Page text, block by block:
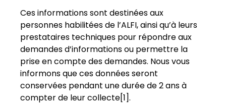
Ces informations sont destinées aux
personnes habilitées de l’ALFI, ainsi qu’à leurs
prestataires techniques pour répondre aux
demandes d’informations ou permettre la
prise en compte des demandes. Nous vous
informons que ces données seront
conservées pendant une durée de 2 ans à
compter de leur collecte[1].